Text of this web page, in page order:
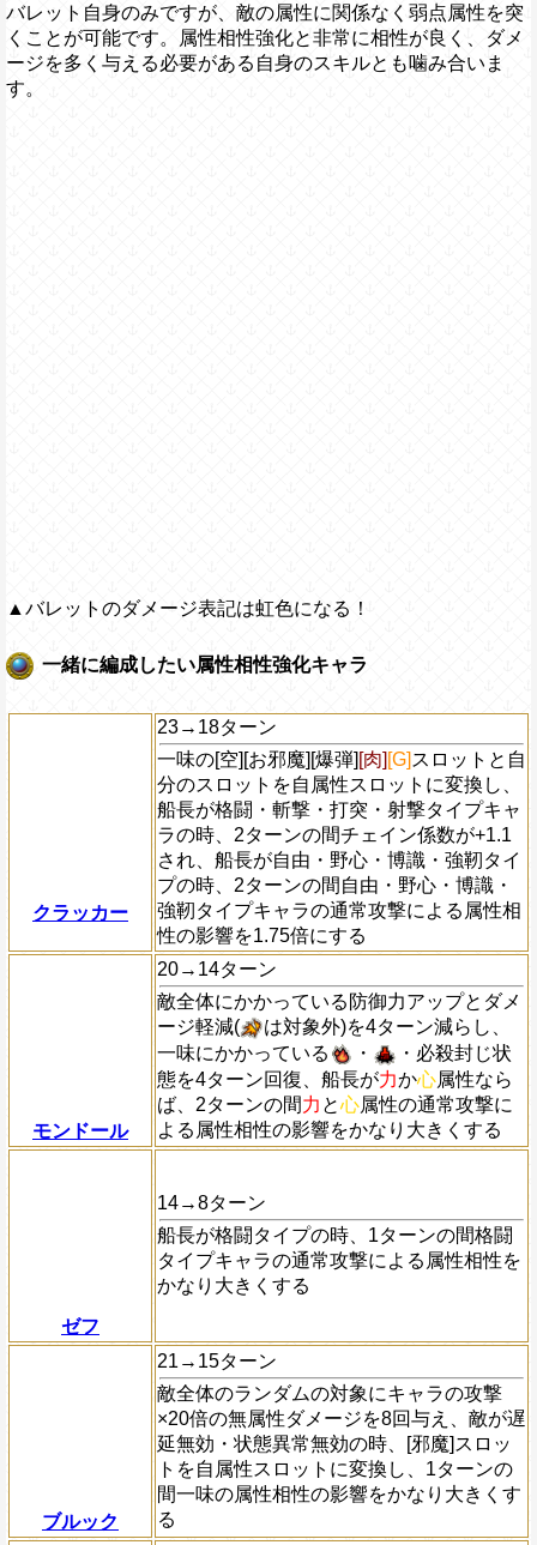
バレット自身のみですが、敵の属性に関係なく弱点属性を突
くことが可能です。属性相性強化と非常に相性が良く、ダメ
ージを多く与える必要がある自身のスキルとも噛み合いま
す。
▲バレットのダメージ表記は虹色になる！
一緒に編成したい属性相性強化キャラ
クラッカー
23→18ターン
一味の[空][お邪魔][爆弾] [肉] [G] スロットと自
分のスロットを自属性スロットに変換し、
船長が格闘・斬撃・打突・射撃タイプキャ
ラの時、2ターンの間チェイン係数が+1.1
され、船長が自由・野心・博識・強靭タイ
プの時、2ターンの間自由・野心・博識・
強靭タイプキャラの通常攻撃による属性相
性の影響を1.75倍にする
モンドール
20→14ターン
敵全体にかかっている防御力アップとダメ
ージ軽減(
は対象外)を4ターン減らし、
一味にかかっている
・
・必殺封じ状
態を4ターン回復、船長が力か心属性なら
ば、2ターンの間力 と心属性の通常攻撃に
よる属性相性の影響をかなり大きくする
ゼフ
14→8ターン
船長が格闘タイプの時、1ターンの間格闘
タイプキャラの通常攻撃による属性相性を
かなり大きくする
ブルック
21→15ターン
敵全体のランダムの対象にキャラの攻撃
×20倍の無属性ダメージを8回与え、敵が遅
延無効・状態異常無効の時、[邪魔]スロッ
トを自属性スロットに変換し、1ターンの
間一味の属性相性の影響をかなり大きくす
る